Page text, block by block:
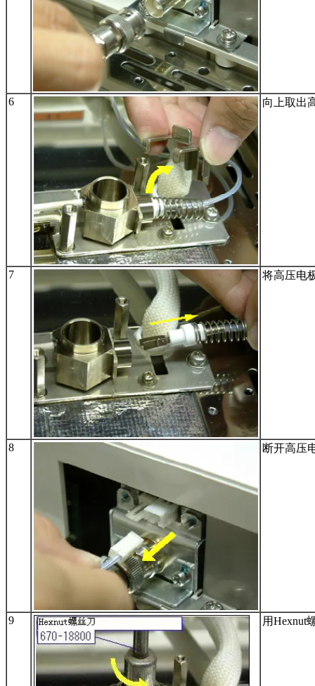
6 向上取出
7 将高压电
8 断开高压
9 用Hexnut